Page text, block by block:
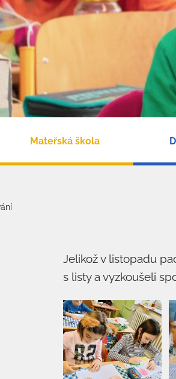
Mateřská škola
Jelikož v listopadu
s listy a vyzkoušeli